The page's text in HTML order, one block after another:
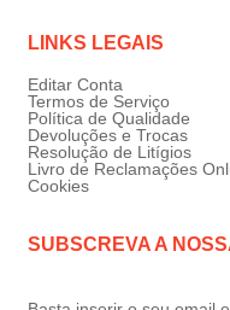
LINKS LEGAIS
Editar Conta
Termos de Serviço
Política de Qualidade
Devoluções e Trocas
Resolução de Litígios
Livro de Reclamações
Cookies
SUBSCREVA A